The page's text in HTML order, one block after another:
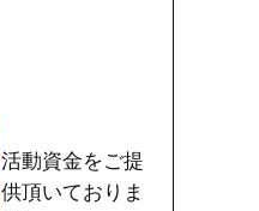
活動資金をご提
供頂いておりま